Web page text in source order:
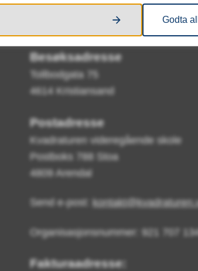
Besøksadresse
Tollbodgata 75
4614 Kristiansand
Postadresse
Kvadraturen videregående skole
Postboks 788 Stoa
4809 Arendal
Send e-post:
Organisasjonsnummer: 921 707
Fakturaadresse:
Godta